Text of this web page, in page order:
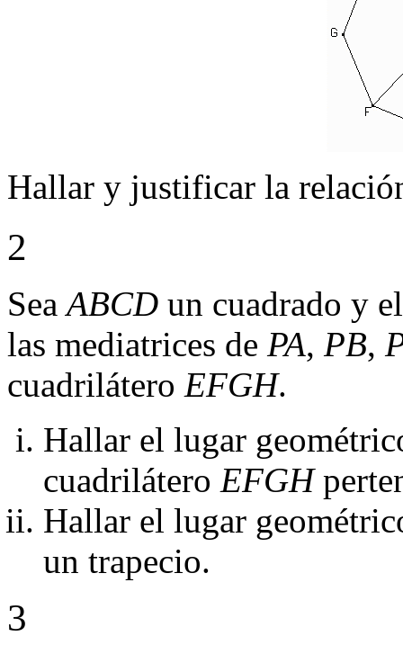
Hallar y justificar la
2
SeaABCD un cuadrado y
las mediatrices de PA, PB,
cuadrilátero EFGH.
Hallar el lugar
cuadrilátero EFGH
Hallar el lugar
un trapecio.
3